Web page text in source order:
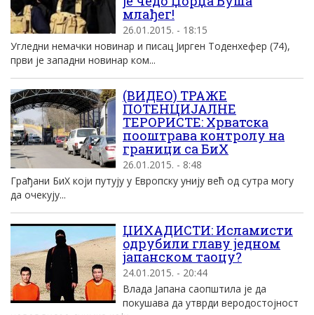
млађег!
26.01.2015. - 18:15
Угледни немачки новинар и писац Јирген Тоденхефер (74),
први је западни новинар ком...
(ВИДЕО) ТРАЖЕ
ПОТЕНЦИЈАЛНЕ
ТЕРОРИСТЕ: Хрватска
пооштрава контролу на
граници са БиХ
26.01.2015. - 8:48
Грађани БиХ који путују у Европску унију већ од сутра могу
да очекују...
ЏИХАДИСТИ: Исламисти
одрубили главу jедном
jапанском таоцу?
24.01.2015. - 20:44
Влада Jапана саопштила jе да
покушава да утврди веродостоjност